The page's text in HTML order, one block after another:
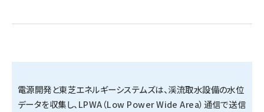
ngn (285)
タンデム (154)
電源開発と東芝エネルギーシステムズは、渓流取水設備の水位
データを収集し、LPWA（Low Power Wide Area）通信で送信